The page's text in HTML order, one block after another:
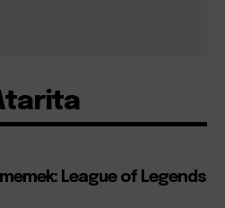
League of Legends